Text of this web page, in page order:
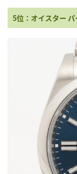
5位：オイスター